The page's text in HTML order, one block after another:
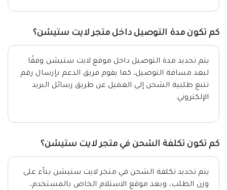
كم تكون مدة التوصيل داخل متجر لايت ستيشن؟
يتم تحديد مدة التوصيل داخل موقع لايت ستيشن وفقًا
لبعد مسافة التوصيل، كما يقوم فريق الدعم بإرسال رقم
تتبع طلبية الشحن إلى العميل عن طريق رسائل البريد
الإلكتروني.
كم تكون تكلفة الشحن في متجر لايت ستيشن؟
يتم تحديد تكلفة الشحن في متجر لايت ستيشن بناًء على
وزن الطلب، وبعد موقع الاستلام الخاص بالمستخدم،